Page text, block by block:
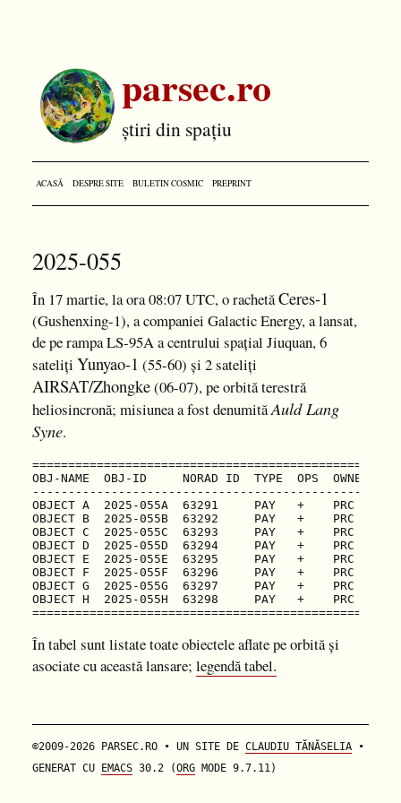
parsec.ro
știri din spațiu
ACASĂ DESPRE SITE BULETIN COSMIC PREPRINT
2025-055
În 17 martie, la ora 08:07 UTC, o rachetăCeres-1
(Gushenxing-1), a companiei Galactic Energy, a lansat,
de pe rampa LS-95A a centrului spațial Jiuquan, 6
sateliți Yunyao-1 (55-60) și 2 sateliți
AIRSAT/Zhongke(06-07), pe orbită terestră
heliosincronă; misiunea a fost denumităAuld Lang
Syne.
OBJ-NAME  OBJ-ID     NORAD ID  TYPE  OPS  OWNER
OBJECT A  2025-055A  63291     PAY   +    PRC
OBJECT B  2025-055B  63292     PAY   +    PRC
OBJECT C  2025-055C  63293     PAY   +    PRC
OBJECT D  2025-055D  63294     PAY   +    PRC
OBJECT E  2025-055E  63295     PAY   +    PRC
OBJECT F  2025-055F  63296     PAY   +    PRC
OBJECT G  2025-055G  63297     PAY   +
OBJECT H  2025-055H  63298     PAY   +    PRC
În tabel sunt listate toate obiectele aflate pe orbită și
asociate cu această lansare; legendă tabel.
©2009-2026 PARSEC.RO • UN SITE DE CLAUDIU TĂNĂSELIA•
GENERAT CU
EMACS30.2 (ORGMODE 9.7.11)